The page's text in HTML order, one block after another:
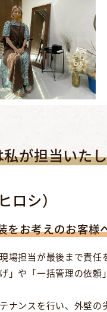
が担当いた
シ）
をお考えのお客様
場担当が最後まで責任
」や「一括管理の依頼
ナンスを行い、外壁の